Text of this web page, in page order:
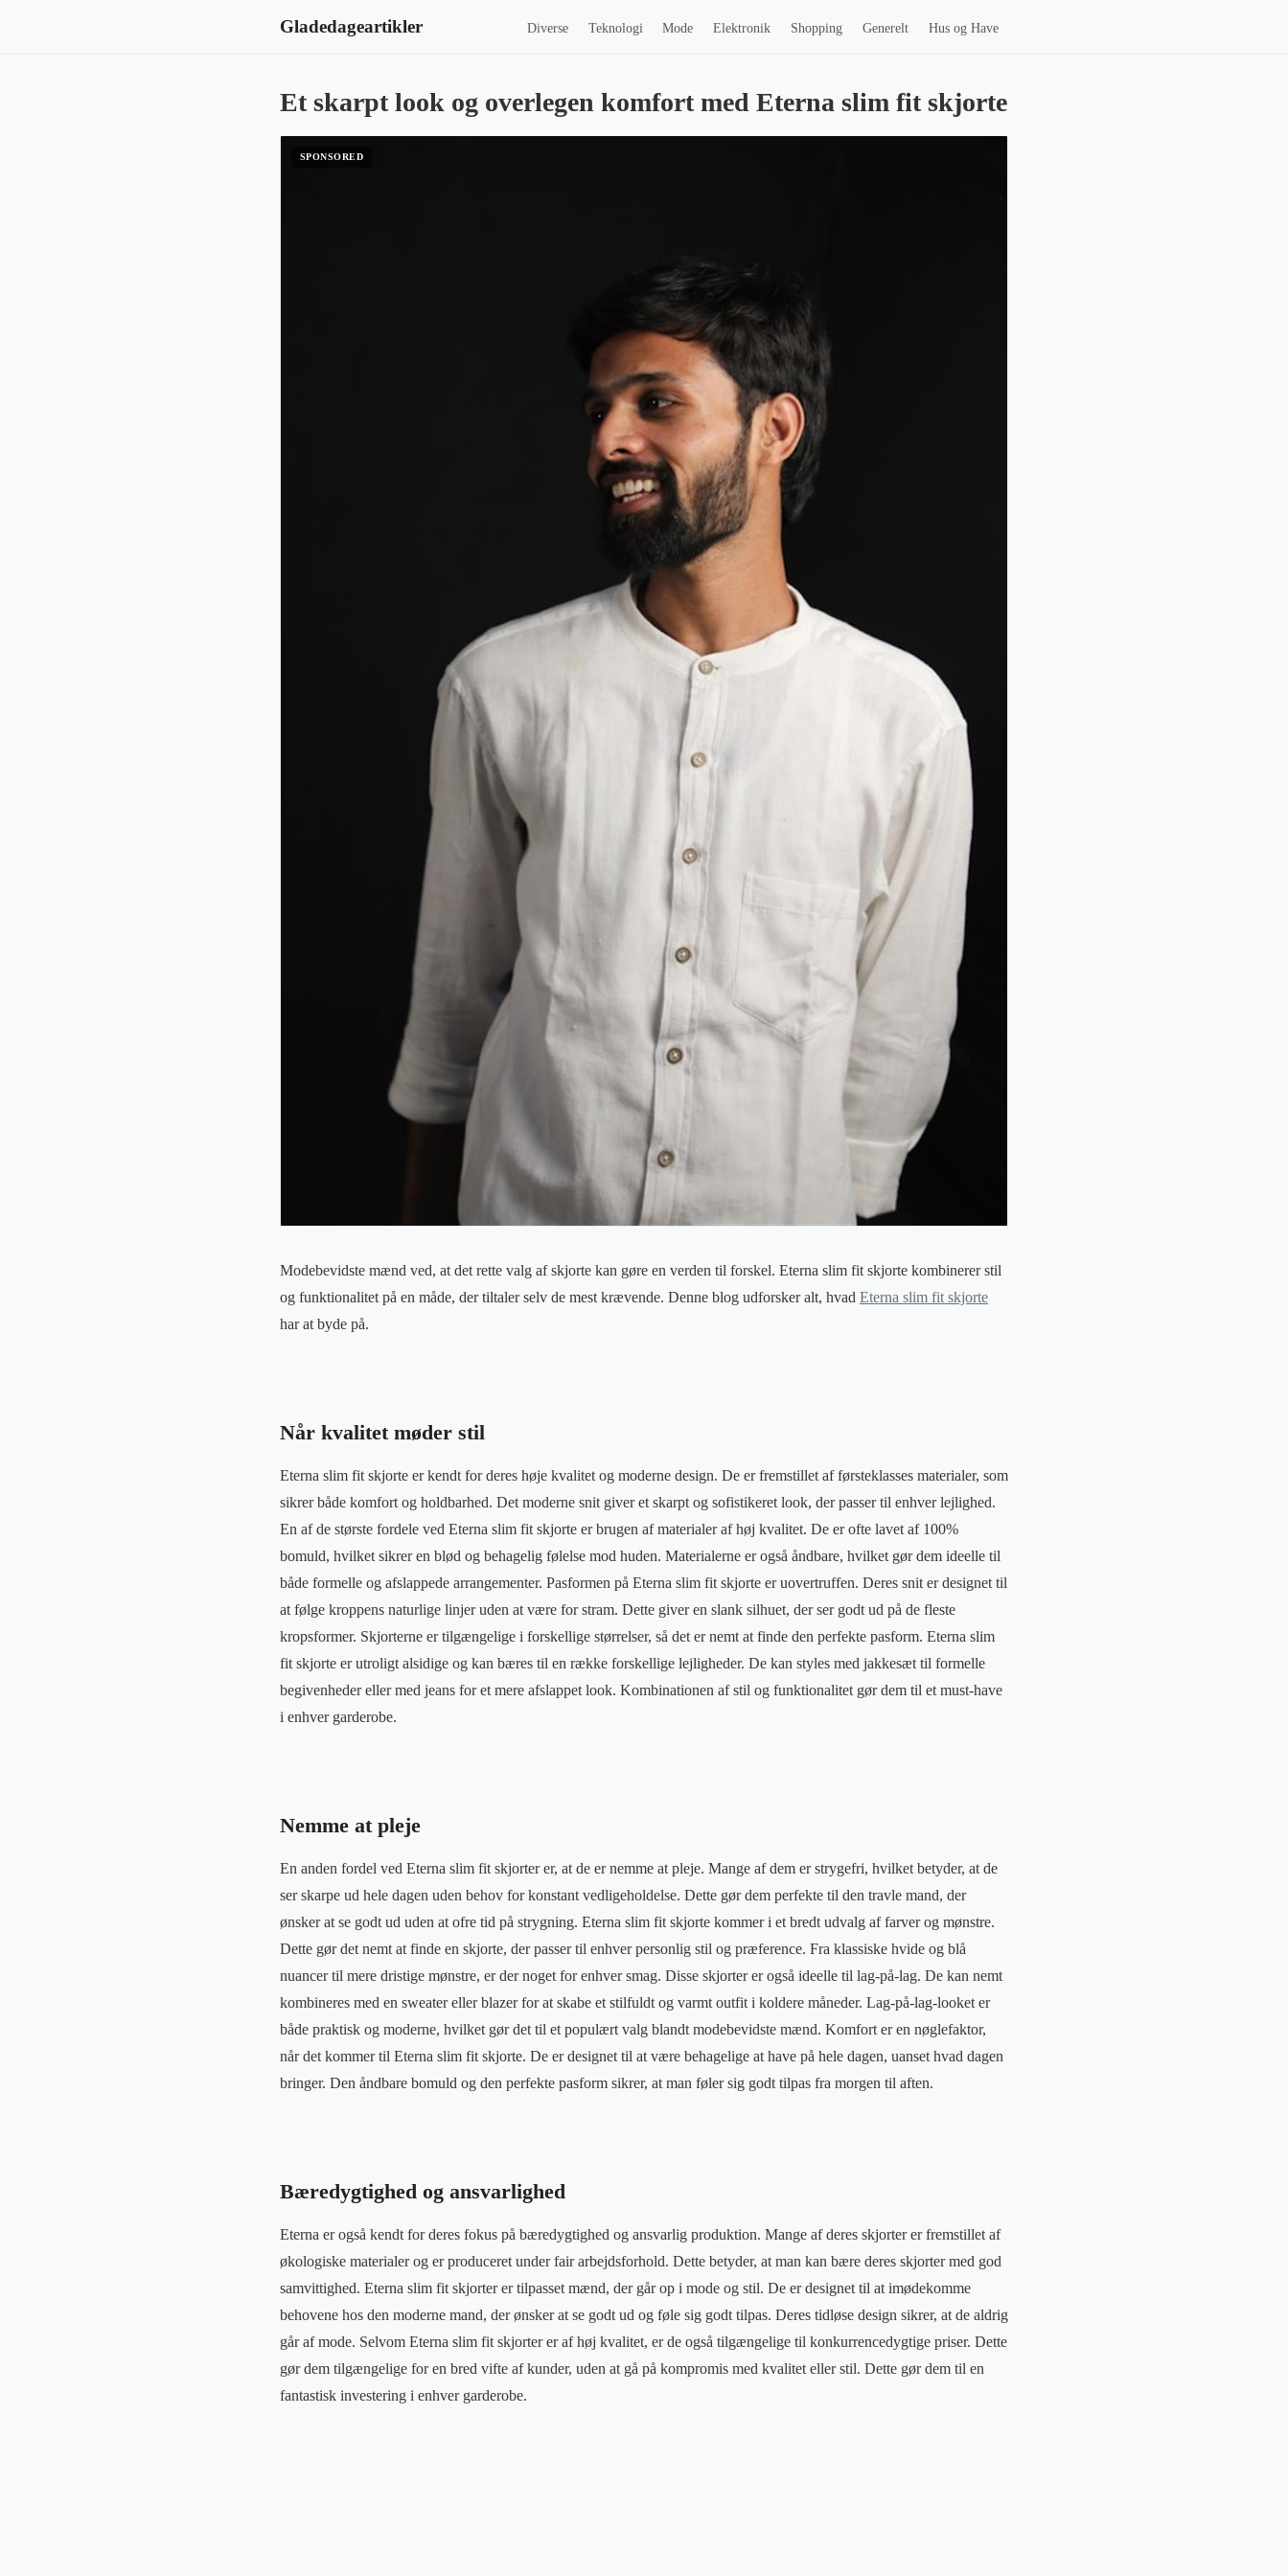
Gladedageartikler Diverse Teknologi Mode Elektronik Shopping Generelt Hus og Have
Et skarpt look og overlegen komfort med Eterna slim fit skjorte
Modebevidste mænd ved, at det rette valg af skjorte kan gøre en verden til forskel. Eterna slim fit skjorte kombinerer stil
og funktionalitet på en måde, der tiltaler selv de mest krævende. Denne blog udforsker alt, hvad Eterna slim fit skjorte
har at byde på.
Når kvalitet møder stil
Eterna slim fit skjorte er kendt for deres høje kvalitet og moderne design. De er fremstillet af førsteklasses materialer, som
sikrer både komfort og holdbarhed. Det moderne snit giver et skarpt og sofistikeret look, der passer til enhver lejlighed.
En af de største fordele ved Eterna slim fit skjorte er brugen af materialer af høj kvalitet. De er ofte lavet af 100%
bomuld, hvilket sikrer en blød og behagelig følelse mod huden. Materialerne er også åndbare, hvilket gør dem ideelle til
både formelle og afslappede arrangementer. Pasformen på Eterna slim fit skjorte er uovertruffen. Deres snit er designet til
at følge kroppens naturlige linjer uden at være for stram. Dette giver en slank silhuet, der ser godt ud på de fleste
kropsformer. Skjorterne er tilgængelige i forskellige størrelser, så det er nemt at finde den perfekte pasform. Eterna slim
fit skjorte er utroligt alsidige og kan bæres til en række forskellige lejligheder. De kan styles med jakkesæt til formelle
begivenheder eller med jeans for et mere afslappet look. Kombinationen af stil og funktionalitet gør dem til et must-have
i enhver garderobe.
Nemme at pleje
En anden fordel ved Eterna slim fit skjorter er, at de er nemme at pleje. Mange af dem er strygefri, hvilket betyder, at de
ser skarpe ud hele dagen uden behov for konstant vedligeholdelse. Dette gør dem perfekte til den travle mand, der
ønsker at se godt ud uden at ofre tid på strygning. Eterna slim fit skjorte kommer i et bredt udvalg af farver og mønstre.
Dette gør det nemt at finde en skjorte, der passer til enhver personlig stil og præference. Fra klassiske hvide og blå
nuancer til mere dristige mønstre, er der noget for enhver smag. Disse skjorter er også ideelle til lag-på-lag. De kan nemt
kombineres med en sweater eller blazer for at skabe et stilfuldt og varmt outfit i koldere måneder. Lag-på-lag-looket er
både praktisk og moderne, hvilket gør det til et populært valg blandt modebevidste mænd. Komfort er en nøglefaktor,
når det kommer til Eterna slim fit skjorte. De er designet til at være behagelige at have på hele dagen, uanset hvad dagen
bringer. Den åndbare bomuld og den perfekte pasform sikrer, at man føler sig godt tilpas fra morgen til aften.
Bæredygtighed og ansvarlighed
Eterna er også kendt for deres fokus på bæredygtighed og ansvarlig produktion. Mange af deres skjorter er fremstillet af
økologiske materialer og er produceret under fair arbejdsforhold. Dette betyder, at man kan bære deres skjorter med god
samvittighed. Eterna slim fit skjorter er tilpasset mænd, der går op i mode og stil. De er designet til at imødekomme
behovene hos den moderne mand, der ønsker at se godt ud og føle sig godt tilpas. Deres tidløse design sikrer, at de aldrig
går af mode. Selvom Eterna slim fit skjorter er af høj kvalitet, er de også tilgængelige til konkurrencedygtige priser. Dette
gør dem tilgængelige for en bred vifte af kunder, uden at gå på kompromis med kvalitet eller stil. Dette gør dem til en
fantastisk investering i enhver garderobe.